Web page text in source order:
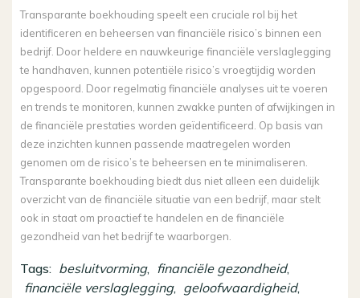
Transparante boekhouding speelt een cruciale rol bij het
identificeren en beheersen van financiële risico’s binnen een
bedrijf. Door heldere en nauwkeurige financiële verslaglegging
te handhaven, kunnen potentiële risico’s vroegtijdig worden
opgespoord. Door regelmatig financiële analyses uit te voeren
en trends te monitoren, kunnen zwakke punten of afwijkingen in
de financiële prestaties worden geïdentificeerd. Op basis van
deze inzichten kunnen passende maatregelen worden
genomen om de risico’s te beheersen en te minimaliseren.
Transparante boekhouding biedt dus niet alleen een duidelijk
overzicht van de financiële situatie van een bedrijf, maar stelt
ook in staat om proactief te handelen en de financiële
gezondheid van het bedrijf te waarborgen.
Tags: besluitvorming, financiële gezondheid,
financiële verslaglegging, geloofwaardigheid,